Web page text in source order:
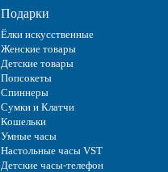
Подарки
Ёлки искусственные
Женские товары
Детские товары
Попсокеты
Спиннеры
Сумки и Клатчи
Кошельки
Умные часы
Настольные часы VST
Детские часы-телефон